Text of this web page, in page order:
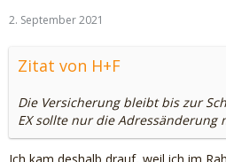
2. September 2021
Zitat von H+F
Die Versicherung bleibt bis zur
EX sollte nur die Adressänderung